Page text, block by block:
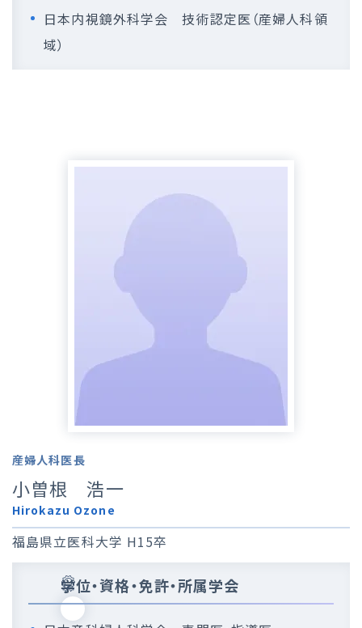
日本内視鏡外科学会 技術認定医（産婦人科領
域）
産婦人科医長
小曽根 浩一
Hirokazu Ozone
福島県立医科大学 H15卒
学位・資格・免許・所属学会